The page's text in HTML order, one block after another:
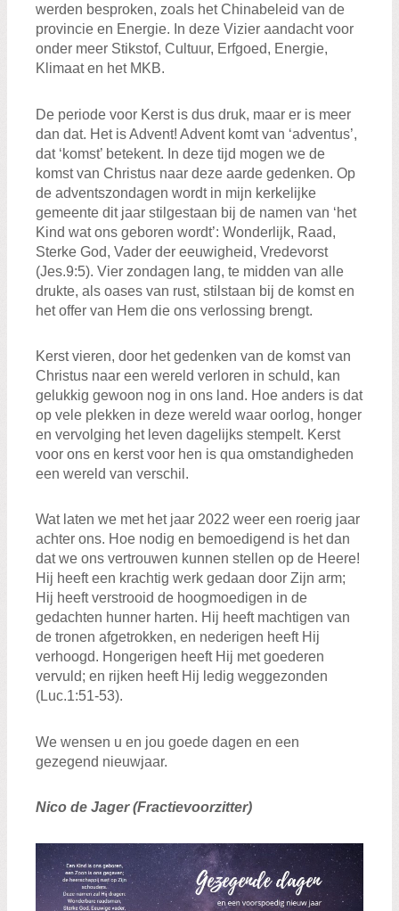
werden besproken, zoals het Chinabeleid van de
provincie en Energie. In deze Vizier aandacht voor
onder meer Stikstof, Cultuur, Erfgoed, Energie,
Klimaat en het MKB.
De periode voor Kerst is dus druk, maar er is meer
dan dat. Het is Advent! Advent komt van ‘adventus’,
dat ‘komst’ betekent. In deze tijd mogen we de
komst van Christus naar deze aarde gedenken. Op
de adventszondagen wordt in mijn kerkelijke
gemeente dit jaar stilgestaan bij de namen van ‘het
Kind wat ons geboren wordt’: Wonderlijk, Raad,
Sterke God, Vader der eeuwigheid, Vredevorst
(Jes.9:5). Vier zondagen lang, te midden van alle
drukte, als oases van rust, stilstaan bij de komst en
het offer van Hem die ons verlossing brengt.
Kerst vieren, door het gedenken van de komst van
Christus naar een wereld verloren in schuld, kan
gelukkig gewoon nog in ons land. Hoe anders is dat
op vele plekken in deze wereld waar oorlog, honger
en vervolging het leven dagelijks stempelt. Kerst
voor ons en kerst voor hen is qua omstandigheden
een wereld van verschil.
Wat laten we met het jaar 2022 weer een roerig jaar
achter ons. Hoe nodig en bemoedigend is het dan
dat we ons vertrouwen kunnen stellen op de Heere!
Hij heeft een krachtig werk gedaan door Zijn arm;
Hij heeft verstrooid de hoogmoedigen in de
gedachten hunner harten. Hij heeft machtigen van
de tronen afgetrokken, en nederigen heeft Hij
verhoogd. Hongerigen heeft Hij met goederen
vervuld; en rijken heeft Hij ledig weggezonden
(Luc.1:51-53).
We wensen u en jou goede dagen en een
gezegend nieuwjaar.
Nico de Jager (Fractievoorzitter)